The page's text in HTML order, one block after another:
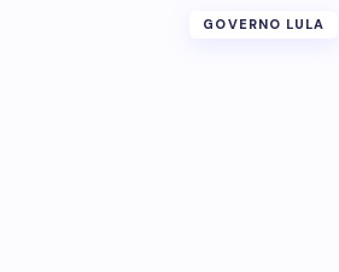
GOVERNO LULA